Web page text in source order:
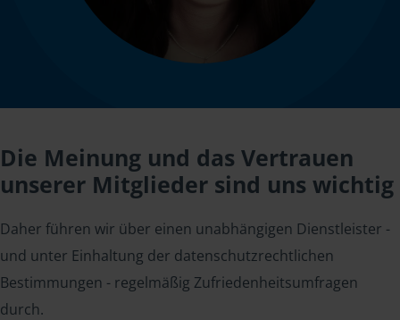
Die Meinung und das Vertrauen
unserer Mitglieder sind uns wichtig
Daher führen wir über einen unabhängigen Dienstleister -
und unter Einhaltung der datenschutzrechtlichen
Bestimmungen - regelmäßig Zufriedenheitsumfragen
durch.